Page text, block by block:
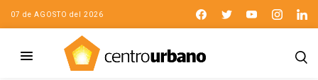
07 de AGOSTO del 2026